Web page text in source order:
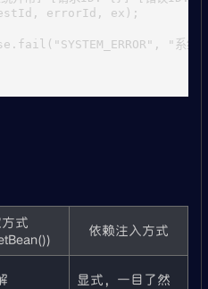
errorId, ex);
"系统繁
式
依赖注入方式
显式，一目了然